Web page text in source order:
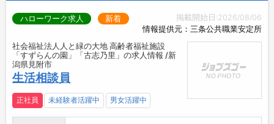
掲載開始日:2026/08/06
情報提供元：三条公共職業安定所
ハローワーク求人 新着
社会福祉法人人と緑の大地 高齢者福祉施設
「すずらんの園」「古志乃里」の求人情報 /新
潟県見附市
生活相談員
正社員 未経験者活躍中 男女活躍中